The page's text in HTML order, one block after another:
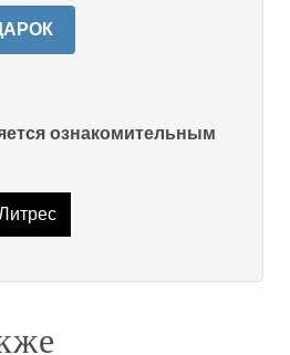
ознакомительным